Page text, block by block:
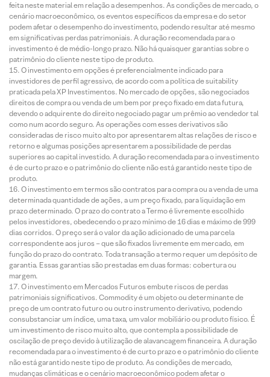
feita neste material em relação a desempenhos. As condições de mercado, o
cenário macroeconômico, os eventos específicos da empresa e do setor
podem afetar o desempenho do investimento, podendo resultar até mesmo
em significativas perdas patrimoniais. A duração recomendada para o
investimento é de médio-longo prazo. Não há quaisquer garantias sobre o
patrimônio do cliente neste tipo de produto.
O investimento em opções é preferencialmente indicado para
investidores de perfil agressivo, de acordo com a política de suitability
praticada pela XP Investimentos. No mercado de opções, são negociados
direitos de compra ou venda de um bem por preço fixado em data futura,
devendo o adquirente do direito negociado pagar um prêmio ao vendedor tal
como num acordo seguro. As operações com esses derivativos são
consideradas de risco muito alto por apresentarem altas relações de risco e
retorno e algumas posições apresentarem a possibilidade de perdas
superiores ao capital investido. A duração recomendada para o investimento
é de curto prazo e o patrimônio do cliente não está garantido neste tipo de
produto.
O investimento em termos são contratos para compra ou a venda de uma
determinada quantidade de ações, a um preço fixado, para liquidação em
prazo determinado. O prazo do contrato a Termo é livremente escolhido
pelos investidores, obedecendo o prazo mínimo de 16 dias e máximo de 999
dias corridos. O preço será o valor da ação adicionado de uma parcela
correspondente aos juros – que são fixados livremente em mercado, em
função do prazo do contrato. Toda transação a termo requer um depósito de
garantia. Essas garantias são prestadas em duas formas: cobertura ou
margem.
O investimento em Mercados Futuros embute riscos de perdas
patrimoniais significativos. Commodity é um objeto ou determinante de
preço de um contrato futuro ou outro instrumento derivativo, podendo
consubstanciar um índice, uma taxa, um valor mobiliário ou produto físico. É
um investimento de risco muito alto, que contempla a possibilidade de
oscilação de preço devido à utilização de alavancagem financeira. A duração
recomendada para o investimento é de curto prazo e o patrimônio do cliente
não está garantido neste tipo de produto. As condições de mercado,
mudanças climáticas e o cenário macroeconômico podem afetar o